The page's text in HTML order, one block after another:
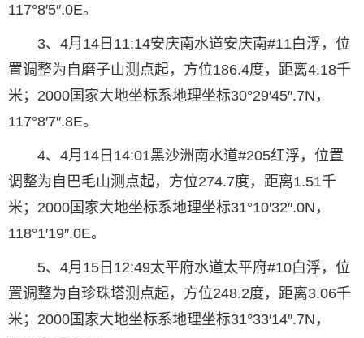
117°8′5″.0E。
3、4月14日11:14安庆南水道安庆南#11白浮，位
置调整为自磨子山测点起，方位186.4度，距离4.18千
米；2000国家大地坐标系地理坐标30°29′45″.7N，
117°8′7″.8E。
4、4月14日14:01黑沙洲南水道#205红浮，位置
调整为自巴毛山测点起，方位274.7度，距离1.51千
米；2000国家大地坐标系地理坐标31°10′32″.0N，
118°1′19″.0E。
5、4月15日12:49太平府水道太平府#10白浮，位
置调整为自珍珠塔测点起，方位248.2度，距离3.06千
米；2000国家大地坐标系地理坐标31°33′14″.7N，